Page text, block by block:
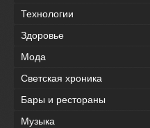
Технологии
Здоровье
Мода
Светская хроника
Бары и рестораны
Музыка